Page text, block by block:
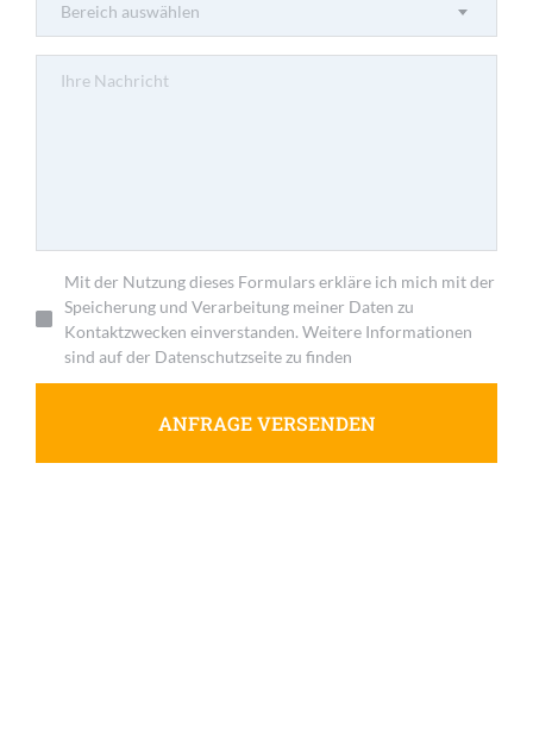
Bereich auswählen
Mit der Nutzung dieses Formulars erkläre ich mich mit der
Speicherung und Verarbeitung meiner Daten zu
Kontaktzwecken einverstanden. Weitere Informationen
sind auf der Datenschutzseite zu finden
ANFRAGE VERSENDEN